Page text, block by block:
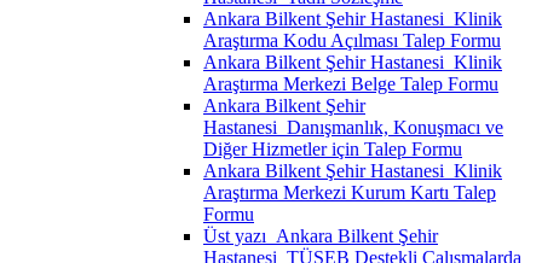
Ankara Bilkent Şehir Hastanesi_Klinik
Araştırma Kodu Açılması Talep Formu
Ankara Bilkent Şehir Hastanesi_Klinik
Araştırma Merkezi Belge Talep Formu
Ankara Bilkent Şehir
Hastanesi_Danışmanlık, Konuşmacı ve
Diğer Hizmetler için Talep Formu
Ankara Bilkent Şehir Hastanesi_Klinik
Araştırma Merkezi Kurum Kartı Talep
Formu
Üst yazı_Ankara Bilkent Şehir
Hastanesi_TÜSEB Destekli Çalışmalarda